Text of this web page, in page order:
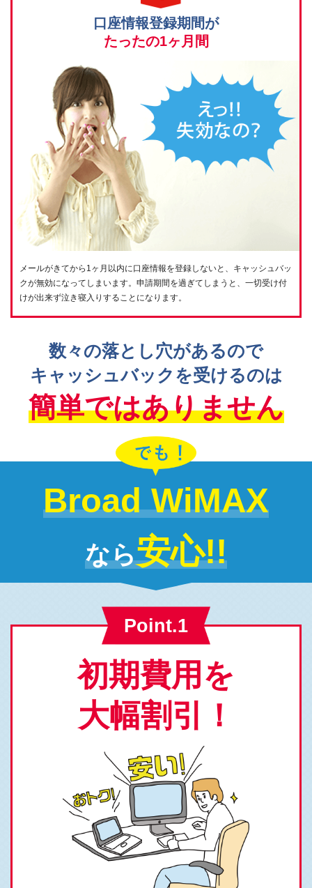
口座情報登録期間が
たったの1ヶ月間
メールがきてから1ヶ月以内に口座情報を登録しないと、キャッシュバッ
クが無効になってしまいます。申請期間を過ぎてしまうと、一切受け付
けが出来ず泣き寝入りすることになります。
数々の落とし穴があるので
キャッシュバックを受けるのは
簡単ではありません
Broad WiMAX
なら安心!!
Point.1
初期費用を
大幅割引！